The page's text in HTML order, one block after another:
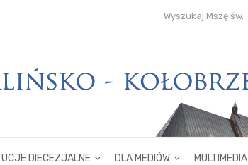
Wyszukaj Mszę św.
DIECEZJALNE DLA MEDIÓW MULTIMEDIA